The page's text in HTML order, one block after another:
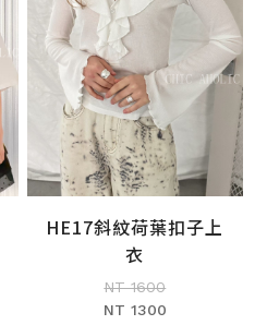
加入購物車
HE17斜紋荷葉扣子上
衣
NT 1600
NT 1300